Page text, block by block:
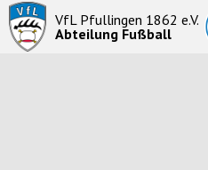
VfL Pfullingen 1862 e.V.
Abteilung Fußball
Startseite
News